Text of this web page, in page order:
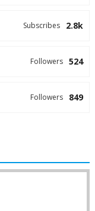
2.8k
Subscribes
524
Followers
849
Followers